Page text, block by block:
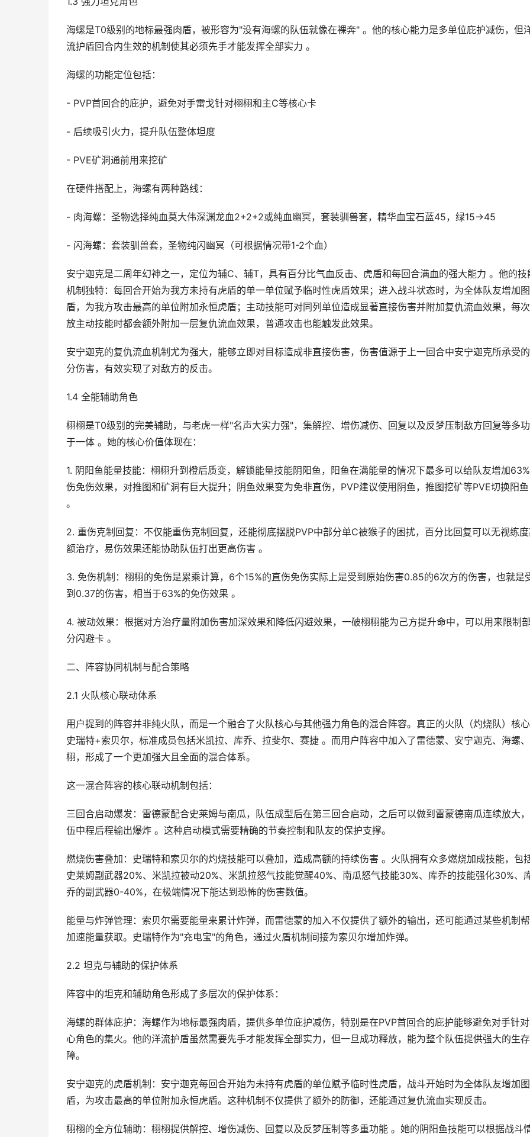
海螺是T0级别的地标最强肉盾，被形容为"没有海螺的队伍就像在裸奔" 。他的核心能力是多单位庇护减伤，但
流护盾回合内生效的机制使其必须先手才能发挥全部实力 。
海螺的功能定位包括：
- PVP首回合的庇护，避免对手雷戈针对栩栩和主C等核心卡
- 后续吸引火力，提升队伍整体坦度
- PVE矿洞通前用来挖矿
在硬件搭配上，海螺有两种路线：
- 肉海螺：圣物选择纯血莫大伟深渊龙血2+2+2或纯血幽冥，套装驯兽套，精华血宝石蓝45，绿15→45
- 闪海螺：套装驯兽套，圣物纯闪幽冥（可根据情况带1-2个血）
安宁迦克是二周年幻神之一，定位为辅C、辅T，具有百分比气血反击、虎盾和每回合满血的强大能力 。他的技
机制独特：每回合开始为我方未持有虎盾的单一单位赋予临时性虎盾效果；进入战斗状态时，为全体队友增加
盾，为我方攻击最高的单位附加永恒虎盾；主动技能可对同列单位造成显著直接伤害并附加复仇流血效果，每
放主动技能时都会额外附加一层复仇流血效果，普通攻击也能触发此效果。
安宁迦克的复仇流血机制尤为强大，能够立即对目标造成非直接伤害，伤害值源于上一回合中安宁迦克所承受
分伤害，有效实现了对敌方的反击。
1.4 全能辅助角色
栩栩是T0级别的完美辅助，与老虎一样"名声大实力强"，集解控、增伤减伤、回复以及反梦压制敌方回复等多
于一体 。她的核心价值体现在：
1. 阴阳鱼能量技能：栩栩升到橙后质变，解锁能量技能阴阳鱼，阳鱼在满能量的情况下最多可以给队友增加
伤免伤效果，对推图和矿洞有巨大提升；阴鱼效果变为免非直伤，PVP建议使用阴鱼，推图挖矿等PVE切换阳鱼
。
2. 重伤克制回复：不仅能重伤克制回复，还能彻底摆脱PVP中部分单C被猴子的困扰，百分比回复可以无视练
额治疗，易伤效果还能协助队伍打出更高伤害 。
3. 免伤机制：栩栩的免伤是累乘计算，6个15%的直伤免伤实际上是受到原始伤害0.85的6次方的伤害，也就是
到0.37的伤害，相当于63%的免伤效果 。
4. 被动效果：根据对方治疗量附加伤害加深效果和降低闪避效果，一破栩栩能为己方提升命中，可以用来限制部
分闪避卡 。
二、阵容协同机制与配合策略
2.1 火队核心联动体系
用户提到的阵容并非纯火队，而是一个融合了火队核心与其他强力角色的混合阵容。真正的火队（灼烧队）核
史瑞特+索贝尔，标准成员包括米凯拉、库乔、拉斐尔、赛捷 。而用户阵容中加入了雷德蒙、安宁迦克、海螺
栩，形成了一个更加强大且全面的混合体系。
这一混合阵容的核心联动机制包括：
三回合启动爆发：雷德蒙配合史莱姆与南瓜，队伍成型后在第三回合启动，之后可以做到雷蒙德南瓜连续放大
伍中程后程输出爆炸 。这种启动模式需要精确的节奏控制和队友的保护支撑。
燃烧伤害叠加：史瑞特和索贝尔的灼烧技能可以叠加，造成高额的持续伤害 。火队拥有众多燃烧加成技能，包
史莱姆副武器20%、米凯拉被动20%、米凯拉怒气技能觉醒40%、南瓜怒气技能30%、库乔的技能强化30%、
乔的副武器0-40%，在极端情况下能达到恐怖的伤害数值。
能量与炸弹管理：索贝尔需要能量来累计炸弹，而雷德蒙的加入不仅提供了额外的输出，还可能通过某些机制
加速能量获取。史瑞特作为"充电宝"的角色，通过火盾机制间接为索贝尔增加炸弹。
2.2 坦克与辅助的保护体系
阵容中的坦克和辅助角色形成了多层次的保护体系：
海螺的群体庇护：海螺作为地标最强肉盾，提供多单位庇护减伤，特别是在PVP首回合的庇护能够避免对手针
心角色的集火。他的洋流护盾虽然需要先手才能发挥全部实力，但一旦成功释放，能为整个队伍提供强大的生
障。
安宁迦克的虎盾机制：安宁迦克每回合开始为未持有虎盾的单位赋予临时性虎盾，战斗开始时为全体队友增加
盾，为攻击最高的单位附加永恒虎盾。这种机制不仅提供了额外的防御，还能通过复仇流血实现反击。
栩栩的全方位辅助：栩栩提供解控、增伤减伤、回复以及反梦压制等多重功能 。她的阴阳鱼技能可以根据战斗